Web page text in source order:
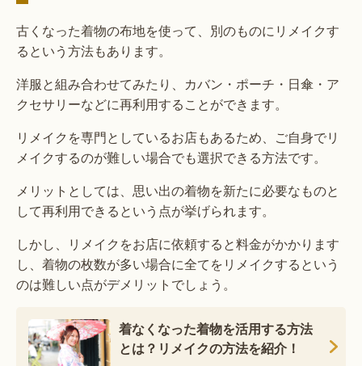
古くなった着物の布地を使って、別のものにリメイクす
るという方法もあります。
洋服と組み合わせてみたり、カバン・ポーチ・日傘・ア
クセサリーなどに再利用することができます。
リメイクを専門としているお店もあるため、ご自身でリ
メイクするのが難しい場合でも選択できる方法です。
メリットとしては、思い出の着物を新たに必要なものと
して再利用できるという点が挙げられます。
しかし、リメイクをお店に依頼すると料金がかかります
し、着物の枚数が多い場合に全てをリメイクするという
のは難しい点がデメリットでしょう。
着なくなった着物を活用する方法
とは？リメイクの方法を紹介！